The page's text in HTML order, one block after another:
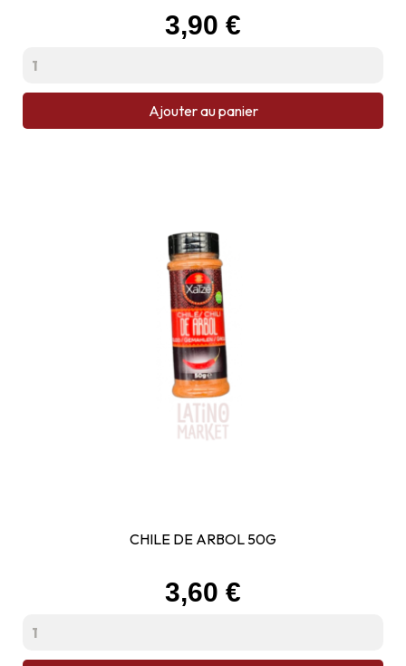
Prix
3,90 €
Ajouter au panier
CHILE DE ARBOL 50G
Prix
3,60 €